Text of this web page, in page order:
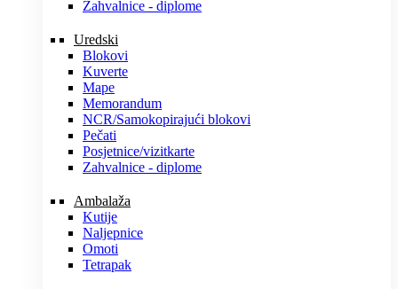
Zahvalnice - diplome
Uredski
Blokovi
Kuverte
Mape
Memorandum
NCR/Samokopirajući blokovi
Pečati
Posjetnice/vizitkarte
Zahvalnice - diplome
Ambalaža
Kutije
Naljepnice
Omoti
Tetrapak